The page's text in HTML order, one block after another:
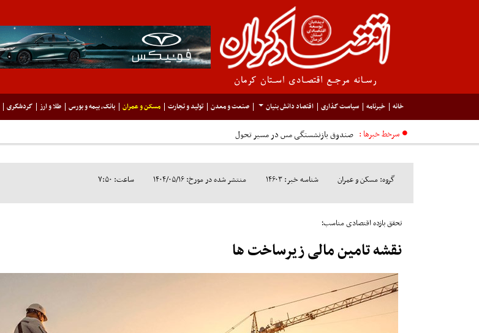
خانه خبرنامه سیاست گذاری اقتصاد دانش بنیان صنعت و معدن تولید و تجارت مسکن و عمران بانک، بیمه و بورس طلا و ارز گردشگری
سرخط خبرها :
گروه: مسکن و عمران شناسه خبر: ۱۴۶۰۳ منتشر شده در مورخ: ۱۴۰۴/۰۵/۱۶ ساعت: ۷:۵۰
تحقق بازده اقتصادی مناسب؛
نقشه تامین مالی زیرساخت ها